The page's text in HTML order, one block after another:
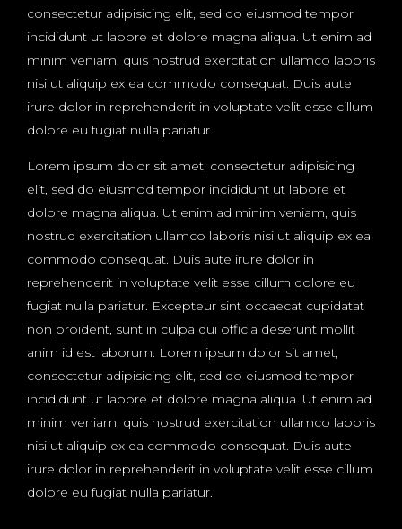
consectetur adipisicing elit, sed do eiusmod tempor
incididunt ut labore et dolore magna aliqua. Ut enim ad
minim veniam, quis nostrud exercitation ullamco laboris
nisi ut aliquip ex ea commodo consequat. Duis aute
irure dolor in reprehenderit in voluptate velit esse cillum
dolore eu fugiat nulla pariatur.
Lorem ipsum dolor sit amet, consectetur adipisicing
elit, sed do eiusmod tempor incididunt ut labore et
dolore magna aliqua. Ut enim ad minim veniam, quis
nostrud exercitation ullamco laboris nisi ut aliquip ex ea
commodo consequat. Duis aute irure dolor in
reprehenderit in voluptate velit esse cillum dolore eu
fugiat nulla pariatur. Excepteur sint occaecat cupidatat
non proident, sunt in culpa qui officia deserunt mollit
anim id est laborum. Lorem ipsum dolor sit amet,
consectetur adipisicing elit, sed do eiusmod tempor
incididunt ut labore et dolore magna aliqua. Ut enim ad
minim veniam, quis nostrud exercitation ullamco laboris
nisi ut aliquip ex ea commodo consequat. Duis aute
irure dolor in reprehenderit in voluptate velit esse cillum
dolore eu fugiat nulla pariatur.